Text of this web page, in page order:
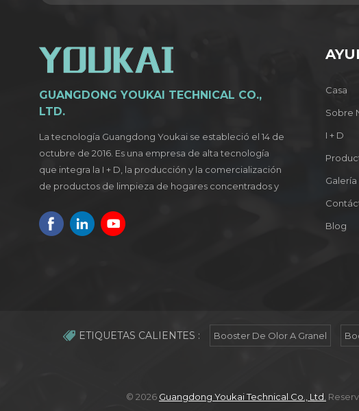
GUANGDONG YOUKAI TECHNICAL CO.,
LTD.
La tecnología Guangdong Youkai se estableció el 14 de
octubre de 2016. Es una empresa de alta tecnología
que integra la I + D, la producción y la comercialización
de productos de limpieza de hogares concentrados y
Casa
Sobre
I + D
Galería
Blog
ETIQUETAS CALIENTES : Booster De Olor A Granel
© 2026 Guangdong Youkai Technical Co., Ltd.